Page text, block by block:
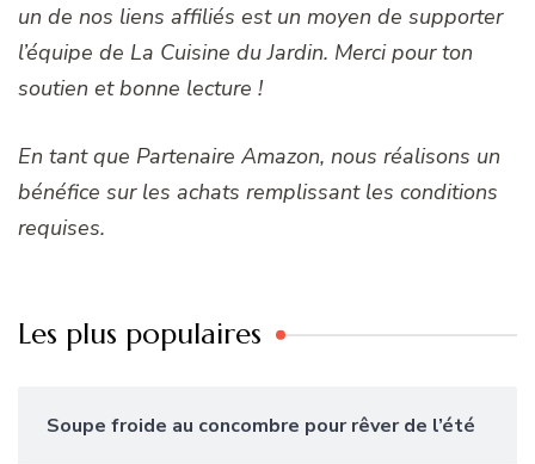
un de nos liens affiliés est un moyen de supporter
l’équipe de La Cuisine du Jardin. Merci pour ton
soutien et bonne lecture !
En tant que Partenaire Amazon, nous réalisons un
bénéfice sur les achats remplissant les conditions
requises.
Les plus populaires
Soupe froide au concombre pour rêver de l’été